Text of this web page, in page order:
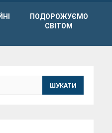
ПОДОРОЖУЄМО
СВІТОМ